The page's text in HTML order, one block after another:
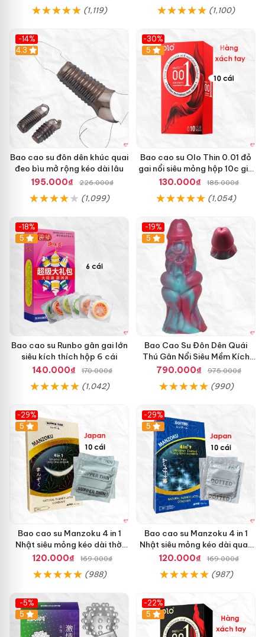
(1,119) (1,100)
-14%
4.3
Bao cao su đôn dên khúc quai
đeo bìu mở rộng kéo dài lâu
195.000₫
226.000₫
(1,099)
-30%
5
Bao cao su Olo Thin 0.01 đỏ
gai nổi siêu mỏng hộp 10c giá
tốt
130.000₫ 185.000₫
(1,054)
-18%
Hot
5
Bao cao su Runbo gân gai lớn
siêu kích thích hộp 6 cái
140.000₫
170.000₫
(1,042)
-19%
5
Bao Cao Su Đôn Dên Quái
Thú Gân Nổi Siêu Mềm Kích
Thích Tột Đỉnh
790.000₫ 975.000₫
(990)
-29%
5
Bao cao su Manzoku 4 in 1
Nhật siêu mỏng kéo dài thời
gian chính hãng
120.000₫ 169.000₫
(988)
-29%
5
Bao cao su Manzoku 4 in 1
Nhật siêu mỏng kéo dài quan
hệ tốt
120.000₫ 169.000₫
(987)
-5%
5
-22%
5